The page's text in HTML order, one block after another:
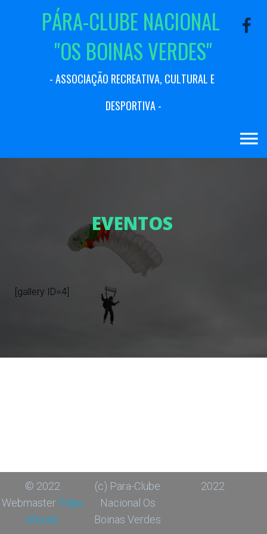
PÁRA-CLUBE NACIONAL
"OS BOINASVERDES"
- ASSOCIAÇÃO RECREATIVA, CULTURAL E
DESPORTIVA-
EVENTOS
[gallery ID=4]
© 2022
Webmaster Filipe
Morais
(c) Para-Clube
Nacional Os
Boinas Verdes
2022